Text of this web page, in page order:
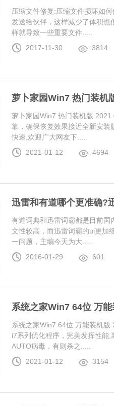
压缩文件修复:压缩文件损坏如
发送给伙伴，这样减少了体积
样就导致一些重要文件.....
2017-11-30
3814
萝卜家园Win7 热门装机
萝卜家园Win7 热门装机版
靠，确保恢复效果接近全新安
快速,欢迎广大网友下.....
2021-01-12
4694
迅雷和有道哪个更准确?
有道词典和迅雷词霸都是目前
文性较高，而迅雷词霸的ui更加
一问题，主编今天为大.....
2016-01-29
601
系统之家Win7 64位 万
系统之家Win7 64位 万能装机
i7系列优化程序，完美发挥性能
AUTO病毒，有则杀之.....
2021-01-12
3154